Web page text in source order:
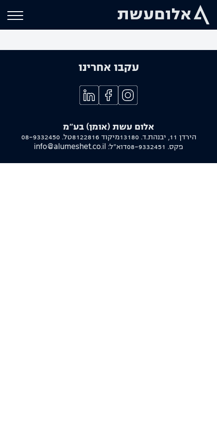
עקבו אחרינו
אלום עשת (אומן) בע"מ
הירדן 11, יבנה ת.ד. 13180 מיקוד 8122816 טל. 08-9332450
פקס. 08-9332451דוא"ל: info@alumeshet.co.il